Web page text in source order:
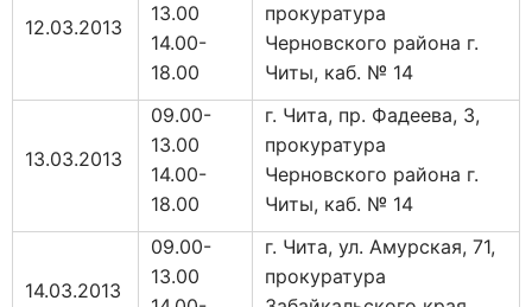
12.03.2013
13.00
14.00-
18.00
прокуратура
Черновского района г.
Читы, каб. № 14
13.03.2013
09.00-
13.00
14.00-
18.00
г. Чита, пр. Фадеева, 3,
прокуратура
Черновского района г.
Читы, каб. № 14
14.03.2013
09.00-
13.00
г. Чита, ул. Амурская, 71,
прокуратура